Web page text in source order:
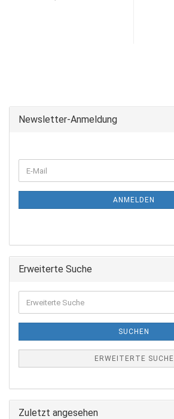
Newsletter-Anmeldung
ANMELDEN
Erweiterte Suche
SUCHEN
ERWEITERTE SUCHE
Zuletzt angesehen